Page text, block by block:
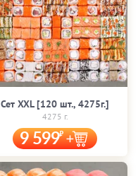
Сет XXL [120 шт., 4275г.]
4275 г.
9 599